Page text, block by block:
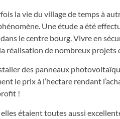
la vie du village de temps à
Une étude a été
le centre bourg. Vivre en
réalisation de nombreux projets
des panneaux
le prix à l’hectare rendant
!
étaient toutes aussi